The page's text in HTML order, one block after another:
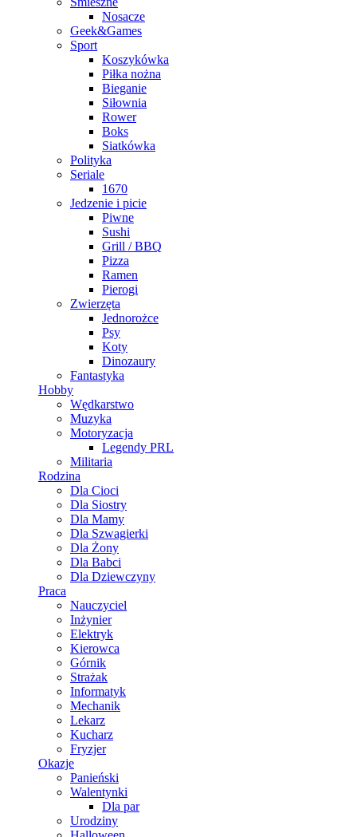
Nosacze
Geek&Games
Sport
Koszykówka
Piłka nożna
Bieganie
Siłownia
Rower
Boks
Siatkówka
Polityka
Seriale
1670
Jedzenie i picie
Piwne
Sushi
Grill / BBQ
Pizza
Ramen
Pierogi
Zwierzęta
Jednorożce
Psy
Koty
Dinozaury
Fantastyka
Hobby
Wędkarstwo
Muzyka
Motoryzacja
Legendy PRL
Militaria
Rodzina
Dla Cioci
Dla Siostry
Dla Mamy
Dla Szwagierki
Dla Żony
Dla Babci
Dla Dziewczyny
Praca
Nauczyciel
Inżynier
Elektryk
Kierowca
Górnik
Strażak
Informatyk
Mechanik
Lekarz
Kucharz
Fryzjer
Okazje
Panieński
Walentynki
Dla par
Urodziny